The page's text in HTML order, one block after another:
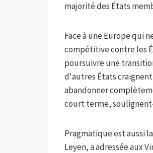
majorité des États
Face à une Europe qui
compétitive contre les
poursuivre une
d'autres États
abandonner
court terme,
Pragmatique est aussi
Leyen, a adressée aux